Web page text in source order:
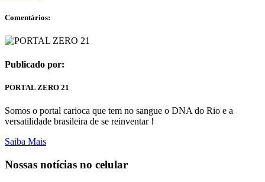
Comentários:
Publicado por:
PORTAL ZERO 21
Somos o portal carioca que tem no sangue o DNA do Rio e a
versatilidade brasileira de se reinventar !
Saiba Mais
Nossas notícias no celular